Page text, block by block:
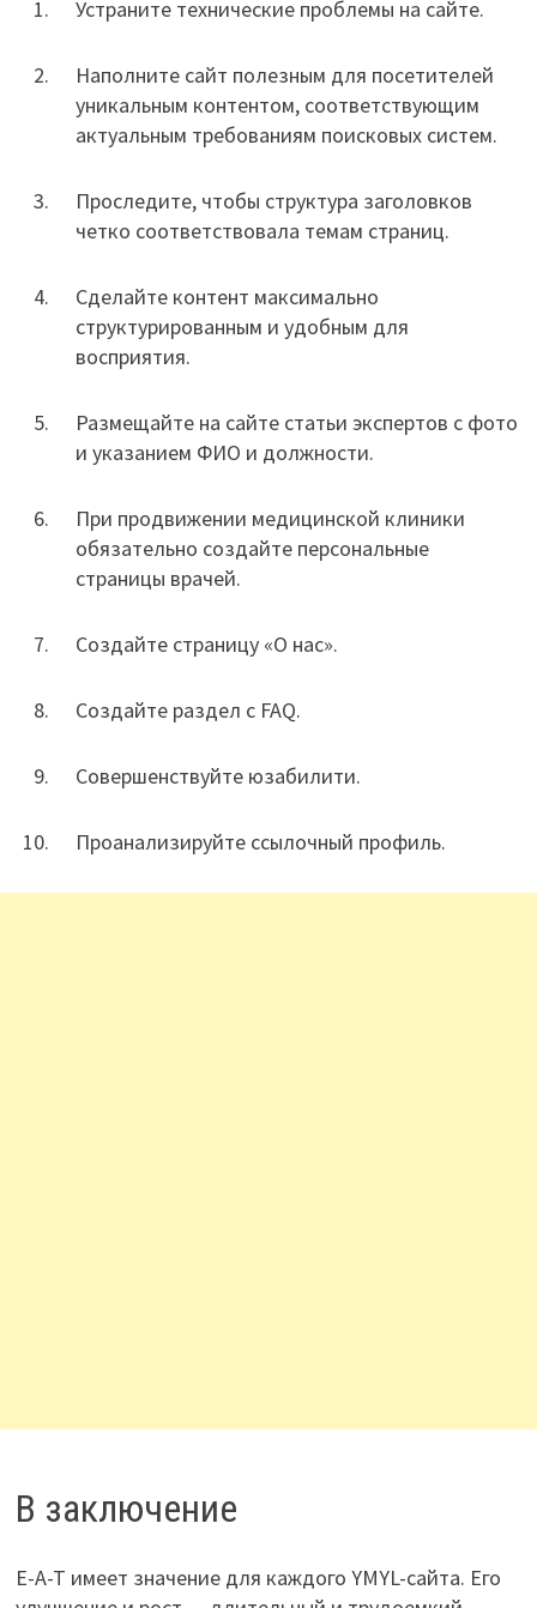
Устраните технические проблемы на сайте.
Наполните сайт полезным для посетителей
уникальным контентом, соответствующим
актуальным требованиям поисковых систем.
Проследите, чтобы структура заголовков
четко соответствовала темам страниц.
Сделайте контент максимально
структурированным и удобным для
восприятия.
Размещайте на сайте статьи экспертов с фото
и указанием ФИО и должности.
При продвижении медицинской клиники
обязательно создайте персональные
страницы врачей.
Создайте страницу «О нас».
Создайте раздел с FAQ.
Совершенствуйте юзабилити.
Проанализируйте ссылочный профиль.
В заключение
E-A-T имеет значение для каждого YMYL-сайта. Его